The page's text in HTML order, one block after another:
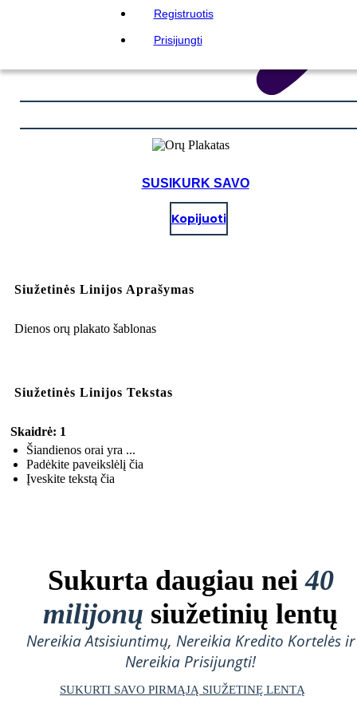
Registruotis
Prisijungti
SUSIKURK SAVO
Kopijuoti
Siužetinės Linijos Aprašymas
Dienos orų plakato šablonas
Siužetinės Linijos Tekstas
Skaidrė: 1
Šiandienos orai yra ...
Padėkite paveikslėlį čia
Įveskite tekstą čia
Sukurta daugiau nei40
milijonų siužetinių lentų
Nereikia Atsisiuntimų, Nereikia Kredito Kortelės ir
Nereikia Prisijungti!
SUKURTI SAVO PIRMĄJĄ SIUŽETINĘ LENTĄ